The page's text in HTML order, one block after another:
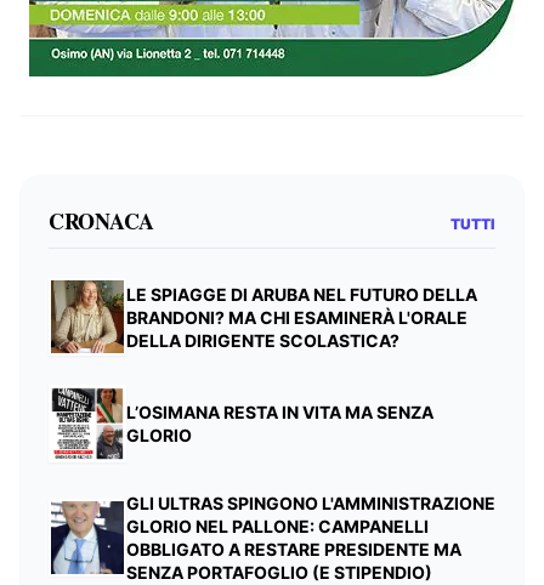
CRONACA TUTTI
LE SPIAGGE DI ARUBA NEL FUTURO DELLA
BRANDONI? MA CHI ESAMINERÀ L'ORALE
DELLA DIRIGENTE SCOLASTICA?
L’OSIMANA RESTA IN VITA MA SENZA
GLORIO
GLI ULTRAS SPINGONO L'AMMINISTRAZIONE
GLORIO NEL PALLONE: CAMPANELLI
OBBLIGATO A RESTARE PRESIDENTE MA
SENZA PORTAFOGLIO (E STIPENDIO)